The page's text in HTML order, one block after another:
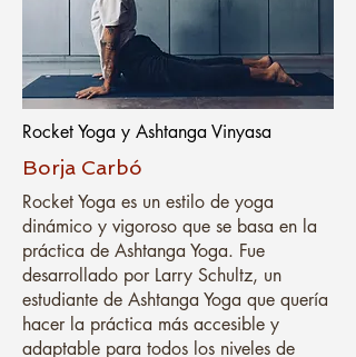
Rocket Yoga y Ashtanga Vinyasa
Borja Carbó
Rocket Yoga es un estilo de yoga
dinámico y vigoroso que se basa en la
práctica de Ashtanga Yoga. Fue
desarrollado por Larry Schultz, un
estudiante de Ashtanga Yoga que quería
hacer la práctica más accesible y
adaptable para todos los niveles de